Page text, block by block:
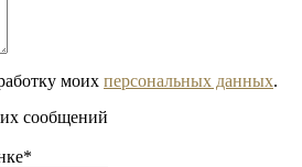
моих персональных данных.
сообщений
*